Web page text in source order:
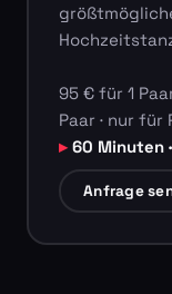
95 € für 1
Paar · nur für
60 Minuten
Anfrage